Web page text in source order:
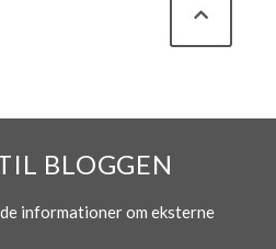
BLOGGEN
informationer om eksterne